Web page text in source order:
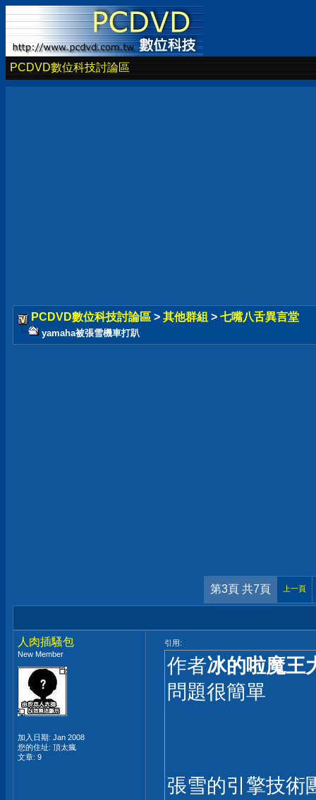
PCDVD數位科技討論區
PCDVD數位科技討論區 > 其他群組 > 七嘴八舌異言堂
yamaha被張雪機車打趴
第3頁 共7頁 上一頁
人肉插騷包
New Member
加入日期: Jan 2008
您的住址: 頂太瘋
文章: 9
引用:
作者冰的啦魔王
問題很簡單
張雪的引擎技術